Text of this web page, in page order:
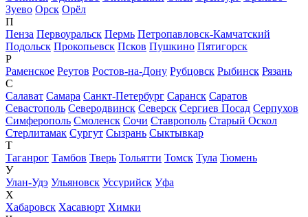
Зуево Орск Орёл
П
Пенза Первоуральск Пермь Петропавловск-Камчатский
Подольск Прокопьевск Псков Пушкино Пятигорск
Р
Раменское Реутов Ростов-на-Дону Рубцовск Рыбинск Рязань
С
Салават Самара Санкт-Петербург Саранск Саратов
Севастополь Северодвинск Северск Сергиев Посад Серпухов
Симферополь Смоленск Сочи Ставрополь Старый Оскол
Стерлитамак Сургут Сызрань Сыктывкар
Т
Таганрог Тамбов Тверь Тольятти Томск Тула Тюмень
У
Улан-Удэ Ульяновск Уссурийск Уфа
Х
Хабаровск Хасавюрт Химки